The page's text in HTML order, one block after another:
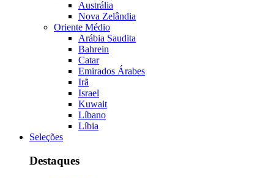
Austrália
Nova Zelândia
Oriente Médio
Arábia Saudita
Bahrein
Catar
Emirados Árabes
Irã
Israel
Kuwait
Líbano
Líbia
Seleções
Destaques